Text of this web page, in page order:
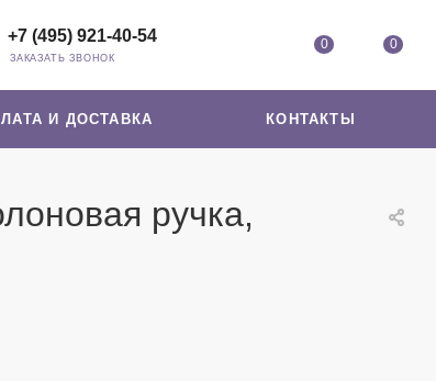
0 0
+7 (495) 921-40-54
ЗАКАЗАТЬ ЗВОНОК
И ДОСТАВКА КОНТАКТЫ
ручка,